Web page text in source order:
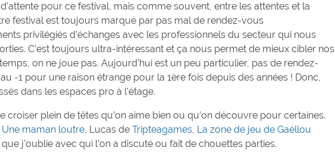
pour ce festival, mais comme souvent, entre les attentes et la
festival est toujours marqué par pas mal de rendez-vous
privilégiés d’échanges avec les professionnels du secteur qui nous
C’est toujours ultra-intéressant et ça nous permet de mieux cibler nos
on ne joue pas. Aujourd’hui est un peu particulier, pas de rendez-
-1 pour une raison étrange pour la 1ère fois depuis des années ! Donc,
dans les espaces pro à l’étage.
croiser plein de têtes qu’on aime bien ou qu’on découvre pour certaines.
Une maman loutre, Lucas de Tripteagames, La zone de jeu de Gaëllou
j’oublie avec qui l’on a discuté ou fait de chouettes parties.